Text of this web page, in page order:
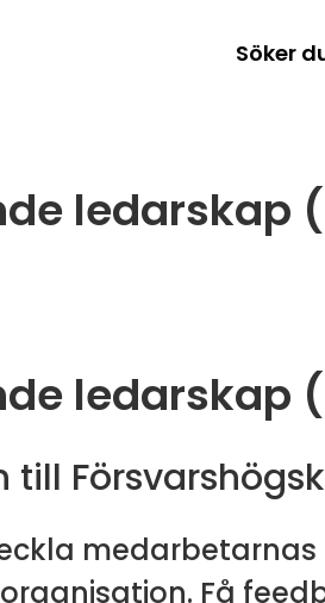
Söker
ledarskap
ledarskap
till
Få